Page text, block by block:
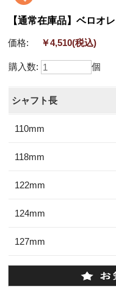
【通常在庫品】ベロオ
価格: ￥4,510(税込)
購入数: 個
シャフト長
110mm
118mm
122mm
124mm
127mm